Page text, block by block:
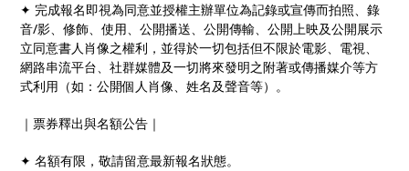
✦ 完成報名即視為同意並授權主辦單位為記錄或宣傳而拍照、錄
音/影、修飾、使用、公開播送、公開傳輸、公開上映及公開展示
立同意書人肖像之權利，並得於一切包括但不限於電影、電視、
網路串流平台、社群媒體及一切將來發明之附著或傳播媒介等方
式利用（如：公開個人肖像、姓名及聲音等）。
｜票券釋出與名額公告｜
✦ 名額有限，敬請留意最新報名狀態。